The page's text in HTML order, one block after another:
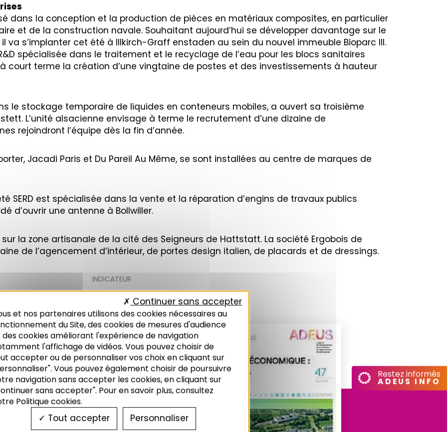
dans la conception et la production de pièces en matériaux composites, en particulier
et de la construction navale. Souhaitant aujourd’hui se développer davantage sur le
va s’implanter cet été à Illkirch-Graff enstaden au sein du nouvel immeuble Bioparc III.
spécialisée dans le traitement et le recyclage de l’eau pour les blocs sanitaires
court terme la création d’une vingtaine de postes et des investissements à hauteur
le stockage temporaire de liquides en conteneurs mobiles, a ouvert sa troisième
L’unité alsacienne envisage à terme le recrutement d’une dizaine de
rejoindront l’équipe dès la fin d’année.
Jacadi Paris et Du Pareil Au Même, se sont installées au centre de marques de
SERD est spécialisée dans la vente et la réparation d’engins de travaux publics
d’ouvrir une antenne à Bollwiller.
la zone artisanale de la cité des Seigneurs de Hattstatt. La société Ergobois de
de l’agencement d’intérieur, de portes design italien, de placards et de dressings.
INDICATEUR
l'Adeus
Restez informés
ADEUS INFO
et nos partenaires utilisons des cookies nécessaires au
du Site, des cookies de mesures d'audience
cookies améliorant l'expérience de navigation
l'affichage de vidéos. Vous pouvez choisir de
accepter ou de personnaliser vos choix en cliquant sur
Vous pouvez également choisir de poursuivre
navigation sans accepter les cookies, en cliquant sur
sans accepter". Pour en savoir plus, consultez
Politique cookies.
Tout accepter
Continuer sans accepter
Personnaliser